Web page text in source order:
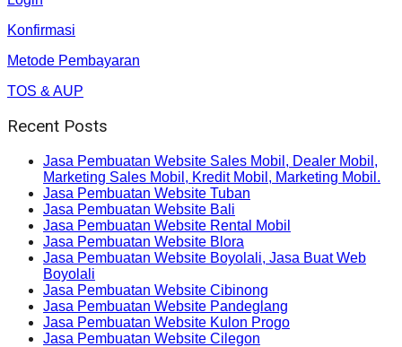
Konfirmasi
Metode Pembayaran
TOS & AUP
Recent Posts
Jasa Pembuatan Website Sales Mobil, Dealer Mobil,
Marketing Sales Mobil, Kredit Mobil, Marketing Mobil.
Jasa Pembuatan Website Tuban
Jasa Pembuatan Website Bali
Jasa Pembuatan Website Rental Mobil
Jasa Pembuatan Website Blora
Jasa Pembuatan Website Boyolali, Jasa Buat Web
Boyolali
Jasa Pembuatan Website Cibinong
Jasa Pembuatan Website Pandeglang
Jasa Pembuatan Website Kulon Progo
Jasa Pembuatan Website Cilegon